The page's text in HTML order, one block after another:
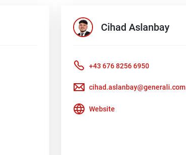
Cihad Aslanbay
+43 676 8256 6950
cihad.aslanbay@generali.com
Website